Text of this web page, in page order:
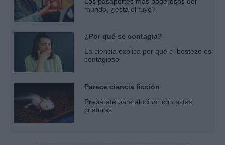
mundo, ¿está el tuyo?
¿Por qué se contagia?
La ciencia explica por qué el bostezo es
contagioso
Parece ciencia ficción
Prepárate para alucinar con estas
criaturas